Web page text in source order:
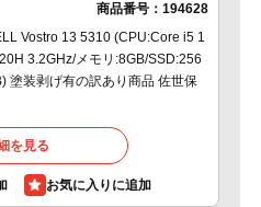
商品番号： 194628
Vostro 13 5310 (CPU:Core i5 1
3.2GHz/メモリ:8GB/SSD:256
塗装剥げ有の訳あり商品 佐世保
を見る